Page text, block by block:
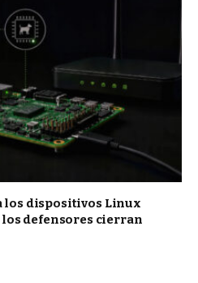
los dispositivos Linux
defensores cierran